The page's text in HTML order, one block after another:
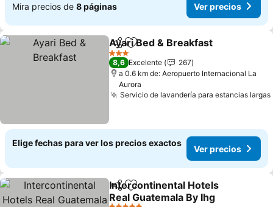
Mira precios de 8 páginas Ver precios
CompartirAgregar a favoritos
Ayari Bed & Breakfast
3 Estrellas
8,6 Excelente
267
a 0.6 km de: Aeropuerto Internacional La
Aurora
Servicio de lavandería para estancias largas
Elige fechas para ver los precios exactos
Ver precios
CompartirAgregar a favoritos
Intercontinental Hotels
Real Guatemala By Ihg